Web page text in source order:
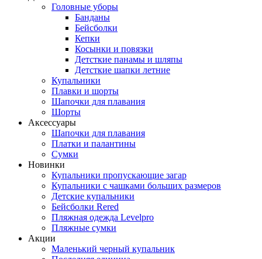
Головные уборы
Банданы
Бейсболки
Кепки
Косынки и повязки
Детсткие панамы и шляпы
Детсткие шапки летние
Купальники
Плавки и шорты
Шапочки для плавания
Шорты
Аксессуары
Шапочки для плавания
Платки и палантины
Сумки
Новинки
Купальники пропускающие загар
Купальники с чашками больших размеров
Детские купальники
Бейсболки Rered
Пляжная одежда Levelpro
Пляжные сумки
Акции
Маленький черный купальник